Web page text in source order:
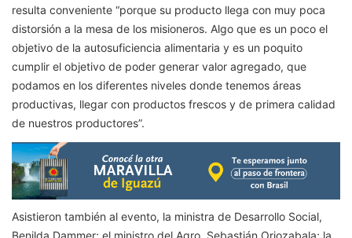
resulta conveniente “porque su producto llega con muy poca
distorsión a la mesa de los misioneros. Algo que es un poco el
objetivo de la autosuficiencia alimentaria y es un poquito
cumplir el objetivo de poder generar valor agregado, que
podamos en los diferentes niveles donde tenemos áreas
productivas, llegar con productos frescos y de primera calidad
de nuestros productores”.
Asistieron también al evento, la ministra de Desarrollo Social,
Benilda Dammer; el ministro del Agro, Sebastián Oriozabala; la